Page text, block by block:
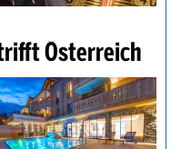
Österreich